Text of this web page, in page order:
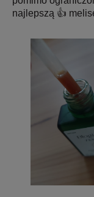
najlepszą 👍